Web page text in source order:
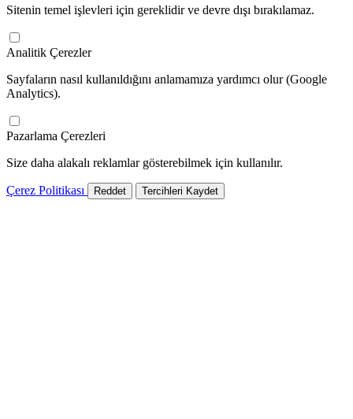
Sitenin temel işlevleri için gereklidir ve devre dışı bırakılamaz.
Analitik Çerezler
Sayfaların nasıl kullanıldığını anlamamıza yardımcı olur (Google
Analytics).
Pazarlama Çerezleri
Size daha alakalı reklamlar gösterebilmek için kullanılır.
Çerez Politikası Reddet Tercihleri Kaydet